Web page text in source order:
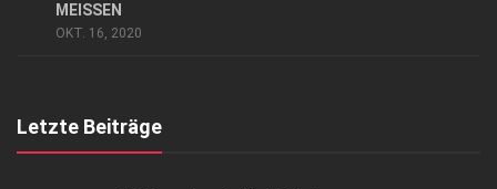
Top Gesundheitsforum Dresden / Ostsachsen
MEISSEN
OKT. 16, 2020
Letzte Beiträge